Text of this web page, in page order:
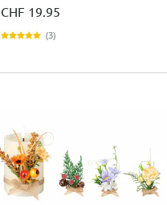
CHF 19.95
(3)